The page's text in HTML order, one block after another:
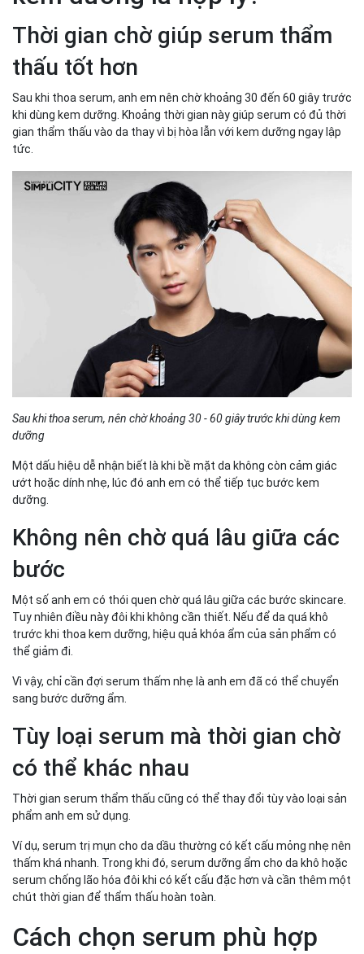
Thời gian chờ giúp serum thẩm
thấu tốt hơn
Sau khi thoa serum, anh em nên chờ khoảng 30 đến 60 giây trước
khi dùng kem dưỡng. Khoảng thời gian này giúp serum có đủ thời
gian thẩm thấu vào da thay vì bị hòa lẫn với kem dưỡng ngay lập
tức.
Sau khi thoa serum, nên chờ khoảng 30 - 60 giây trước khi dùng kem
dưỡng
Một dấu hiệu dễ nhận biết là khi bề mặt da không còn cảm giác
ướt hoặc dính nhẹ, lúc đó anh em có thể tiếp tục bước kem
dưỡng.
Không nên chờ quá lâu giữa các
bước
Một số anh em có thói quen chờ quá lâu giữa các bước skincare.
Tuy nhiên điều này đôi khi không cần thiết. Nếu để da quá khô
trước khi thoa kem dưỡng, hiệu quả khóa ẩm của sản phẩm có
thể giảm đi.
Vì vậy, chỉ cần đợi serum thấm nhẹ là anh em đã có thể chuyển
sang bước dưỡng ẩm.
Tùy loại serum mà thời gian chờ
có thể khác nhau
Thời gian serum thẩm thấu cũng có thể thay đổi tùy vào loại sản
phẩm anh em sử dụng.
Ví dụ, serum trị mụn cho da dầu thường có kết cấu mỏng nhẹ nên
thấm khá nhanh. Trong khi đó, serum dưỡng ẩm cho da khô hoặc
serum chống lão hóa đôi khi có kết cấu đặc hơn và cần thêm một
chút thời gian để thẩm thấu hoàn toàn.
Cách chọn serum phù hợp